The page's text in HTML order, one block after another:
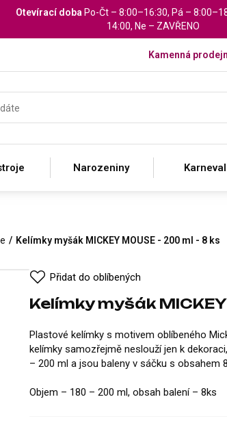
Otevírací doba Po-Čt – 8:00–16:30, Pá –
14:00, Ne – ZAVŘENO
Kamenná
Narozeniny Karneval
Kelímky myšák MICKEY MOUSE - 200 ml - 8 ks
Přidat do oblíbených
Kelímky myšák
Plastové kelímky s motivem oblíbeného
kelímky samozřejmě neslouží jen k
– 200 ml a jsou baleny v sáčku s obsahem
Objem – 180 – 200 ml, obsah balení – 8ks